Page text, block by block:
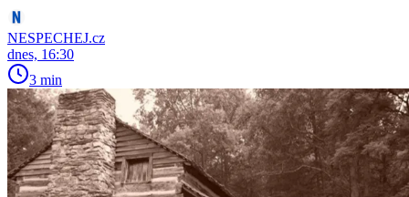
NESPECHEJ.cz
dnes, 16:30
3 min